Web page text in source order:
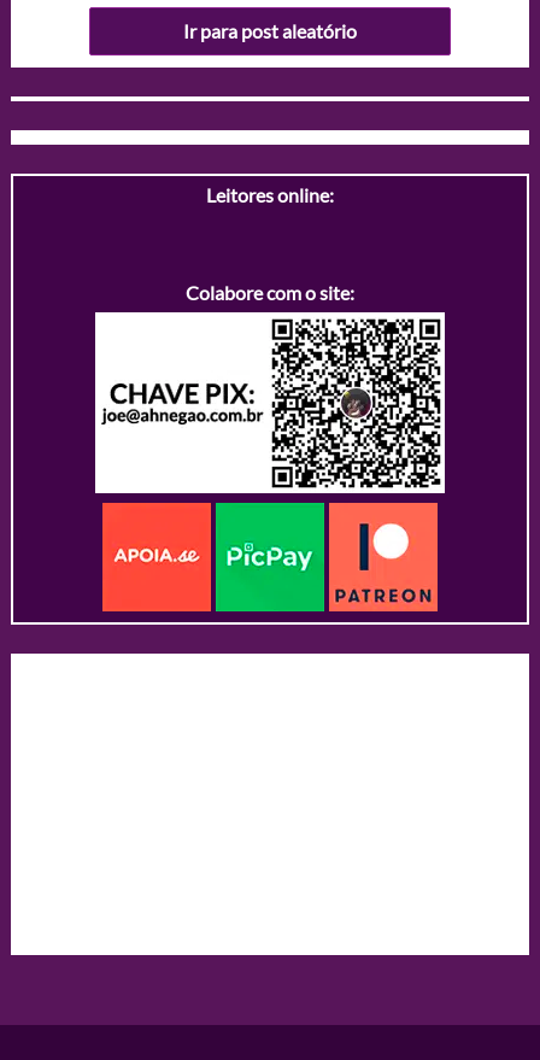
Ir para post aleatório
Leitores online:
Colabore com o site: